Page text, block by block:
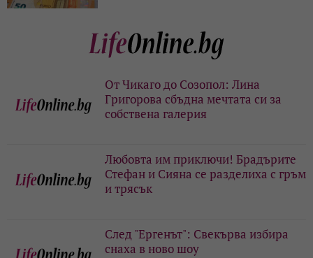
От Чикаго до Созопол: Лина
Григорова сбъдна мечтата си за
собствена галерия
Любовта им приключи! Брадърите
Стефан и Сияна се разделиха с гръм
и трясък
След "Ергенът": Свекърва избира
снаха в ново шоу